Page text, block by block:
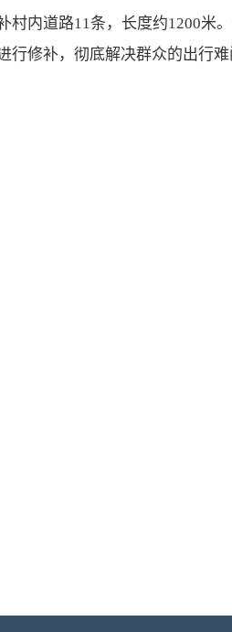
村内道路11条，长度约1200米
行修补，彻底解决群众的出行难